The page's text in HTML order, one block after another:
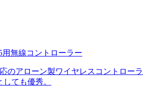
用無線コントローラー
のアローン製ワイヤレスコントローラ
ても優秀。